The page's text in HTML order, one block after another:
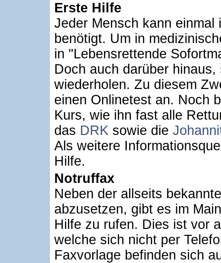
Erste Hilfe
Jeder Mensch kann
benötigt. Um in
in "Lebensrettende
Doch auch darüber
wiederholen. Zu diesem
einen Onlinetest an. Noch
Kurs, wie ihn fast alle
das DRK sowie die
Als weitere
Hilfe.
Notruffax
Neben der allseits
abzusetzen, gibt es im
Hilfe zu rufen. Dies ist vor
welche sich nicht per
Faxvorlage befinden sich